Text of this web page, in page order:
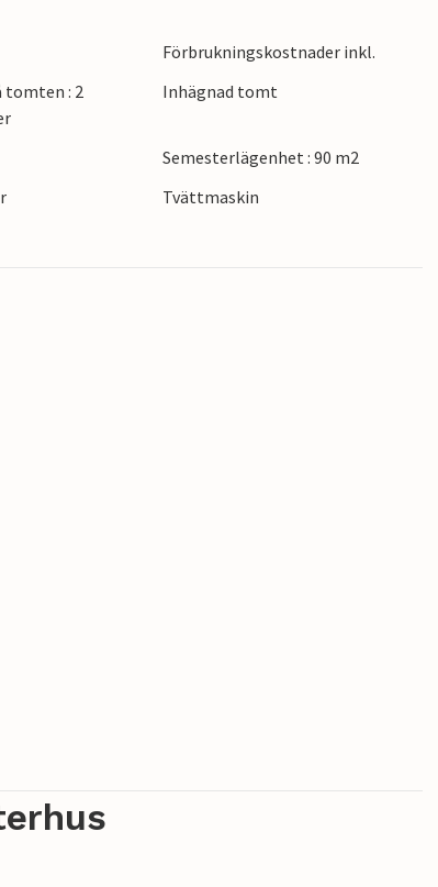
inom bekvämt räckhåll omfattar de
Förbrukningskostnader inkl.
tomten : 2
Inhägnad tomt
Semesterlägenhet : 90 m2
Tvättmaskin